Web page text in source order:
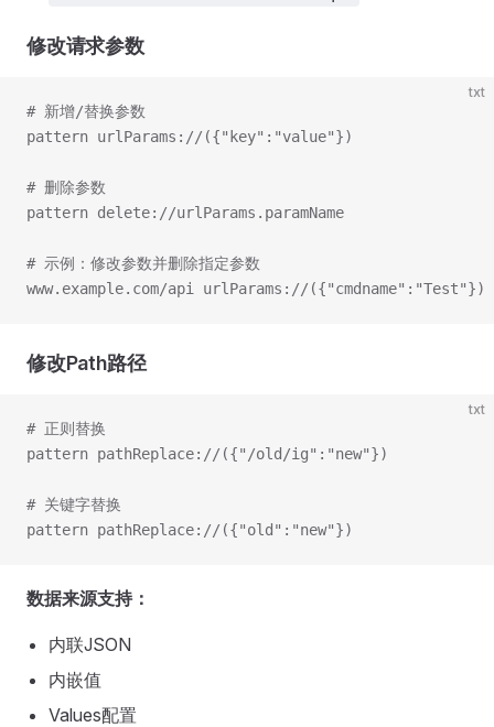
修改请求参数
txt
# 新增/替换参数
pattern urlParams://({"key":"value"})
# 删除参数
pattern delete://urlParams.paramName
# 示例：修改参数并删除指定参数
www.example.com/api urlParams://
修改Path路径
txt
# 正则替换
pattern pathReplace://({"/old/ig":"new"})
# 关键字替换
pattern pathReplace://({"old":"new"})
数据来源支持：
内联JSON
内嵌值
Values配置